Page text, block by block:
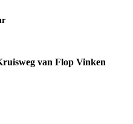
van Flop Vinken